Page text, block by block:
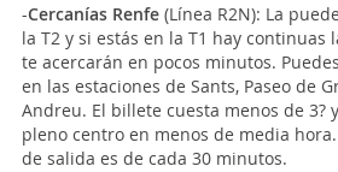
-Cercanías Renfe (Línea R2N): La
la T2 y si estás en la T1 hay continuas
te acercarán en pocos minutos.
en las estaciones de Sants, Paseo de
Andreu. El billete cuesta menos de 3?
pleno centro en menos de media
de salida es de cada 30 minutos.